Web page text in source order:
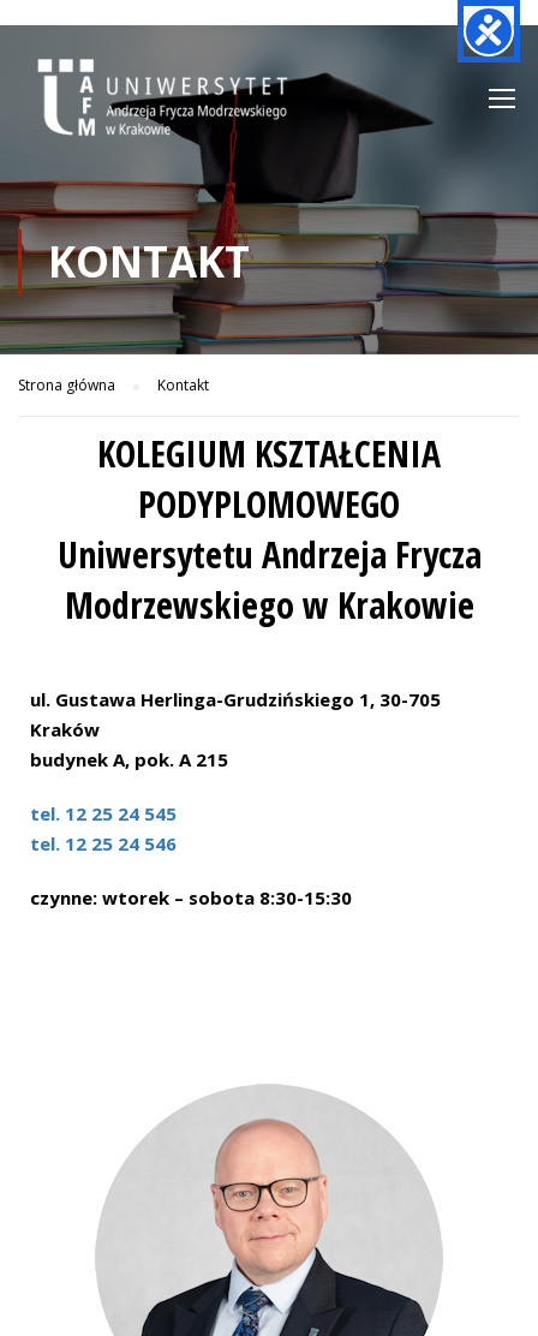
KONTAKT
Strona główna Kontakt
KOLEGIUM KSZTAŁCENIA
PODYPLOMOWEGO
Uniwersytetu Andrzeja Frycza
Modrzewskiego w Krakowie
ul. Gustawa Herlinga-Grudzińskiego 1, 30-705
Kraków
budynek A, pok. A 215
tel. 12 25 24 545
tel. 12 25 24 546
czynne: wtorek – sobota 8:30-15:30